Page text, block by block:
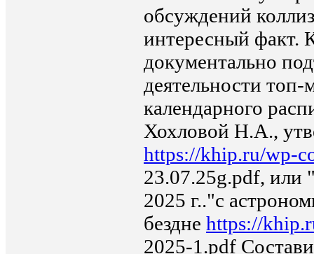
обсуждений
интересный факт.
документально
деятельности
календарного
Хохловой Н.А.,
https://khip.ru/wp-
23.07.25g.pdf, или
2025 г.."с
бездне https://
2025-1.pdf